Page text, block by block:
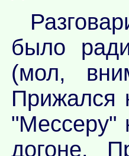
было
(мол,
Прижался
"Мессеру"
догоне.